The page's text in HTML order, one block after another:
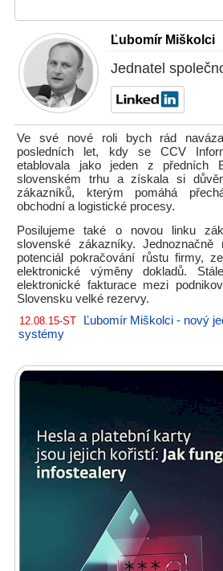
Ľubomír Miškolci
Jednatel
Ve své nové roli bych rád
posledních let, kdy se CCV
etablovala jako jeden z předních
slovenském trhu a získala si
zákazníků, kterým pomáhá
obchodní a logistické procesy.
Posilujeme také o novou linku
slovenské zákazníky.
potenciál pokračování růstu firmy,
elektronické výměny dokladů.
elektronické fakturace mezi
Slovensku velké rezervy.
12.08.15-ST
Ľubomír Miškolci - nový
systémy